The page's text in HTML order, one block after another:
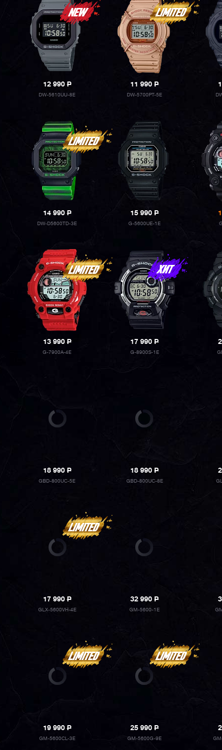
12 990P
DW-5610UU-8E
11 990P
DW-5700PT-5E
14 990P
DW-D5600TD-3E
15 990P
G-5600UE-1E
13 990P
G-7900A-4E
17 990P
G-8900S-1E
18 990P
GBD-800UC-5E
18 990P
GBD-800UC-8E
17 990P
GLX-5600VH-4E
32 990P
GM-5600-1E
19 990P
GM-5600CL-3E
25 990P
GM-5600G-9E